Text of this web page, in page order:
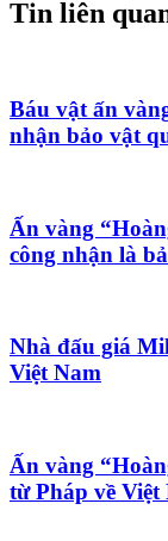
Tin liên
Báu vật ấn
nhận bảo vật
Ấn vàng
công nhận là
Nhà đấu giá
Việt Nam
Ấn vàng
từ Pháp về Việt